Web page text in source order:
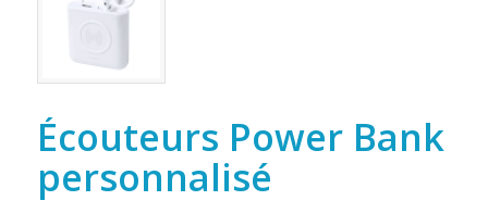
Écouteurs Power Bank
personnalisé